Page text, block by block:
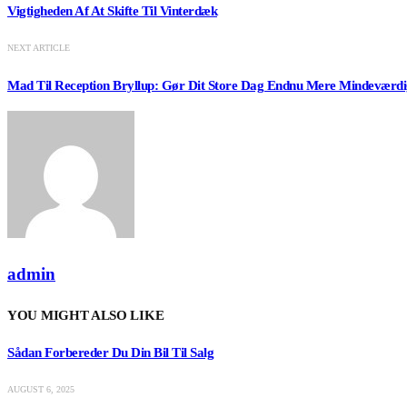
Vigtigheden Af At Skifte Til Vinterdæk
NEXT ARTICLE
Mad Til Reception Bryllup: Gør Dit Store Dag Endnu Mere
admin
YOU MIGHT ALSO LIKE
Sådan Forbereder Du Din Bil Til Salg
AUGUST 6, 2025